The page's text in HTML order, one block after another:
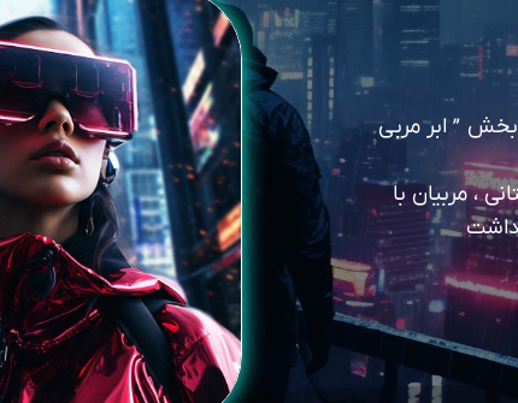
بخش ” ابر مربی
، مربیان با
داشت